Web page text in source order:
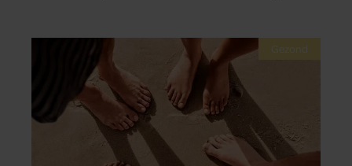
Gezond